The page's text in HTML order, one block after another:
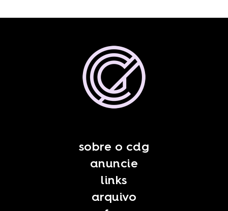
sobre o cdg
anuncie
links
arquivo